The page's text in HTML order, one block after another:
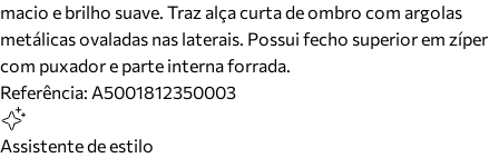
macio e brilho suave. Traz alça curta de ombro com argolas
metálicas ovaladas nas laterais. Possui fecho superior em zíper
com puxador e parte interna forrada.
Referência: A5001812350003
Assistente de estilo